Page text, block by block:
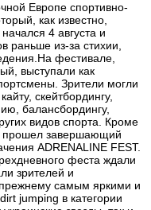
Европе спортивно-
как известно,
4 августа и
раньше из-за стихии,
фестивале,
выступали как
Зрители могли
скейтбордингу,
балансбордингу,
видов спорта. Кроме
прошел завершающий
ADRENALINE FEST.
феста ждали
зрителей и
самым яркими и
jumping в категории